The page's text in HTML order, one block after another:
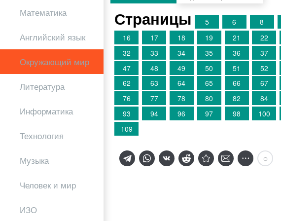
Математика
Английский язык
Окружающий мир
Литература
Информатика
Технология
Музыка
Человек и мир
ИЗО
Страницы 5 6 8
16
17 18 19 21 22
32
33 34 35 36 37
47
48 49 50 51 52
62
63 64 65 66 67
76
77 78 80 82 84
93
94 96 97 98 100
109